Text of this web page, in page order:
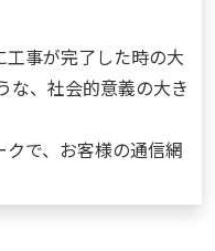
事が完了した時の大
な、社会的意義の大き
で、お客様の通信網